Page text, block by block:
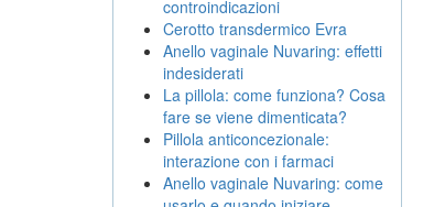
controindicazioni
Cerotto transdermico Evra
Anello vaginale Nuvaring: effetti
indesiderati
La pillola: come funziona? Cosa
fare se viene dimenticata?
Pillola anticoncezionale:
interazione con i farmaci
Anello vaginale Nuvaring: come